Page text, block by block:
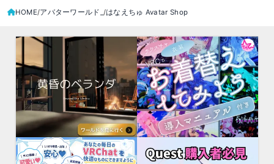
HOME アバターワールド_ はなえちゅ Avatar Shop